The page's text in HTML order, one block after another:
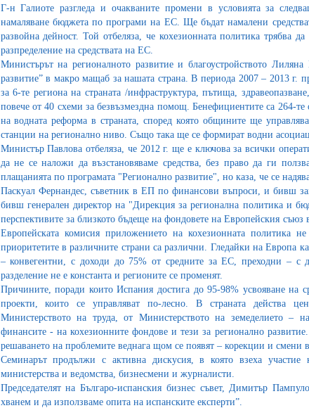
Г-н Галиоте разгледа и очакваните промени в условията за
намаляване бюджета по програми на ЕС. Ще бъдат намалени
развойна дейност. Той отбеляза, че кохезионната политика трябва
разпределение на средствата на ЕС.
Министърът на регионалното развитие и благоустройството
развитие” в макро мащаб за нашата страна. В периода 2007 – 2013 г.
за 6-те региона на страната /инфраструктура, пътища,
повече от 40 схеми за безвъзмездна помощ. Бенефициентите са 264-
на водната реформа в страната, според която общините ще
станции на регионално ниво. Също така ще се формират водни
Министър Павлова отбеляза, че 2012 г. ще е ключова за всички
да не се наложи да възстановяваме средства, без право да ги
плащанията по програмата "Регионално развитие", но каза, че се
Паскуал Фернандес, съветник в ЕП по финансови въпроси, и бивш
бивш генерален директор на "Дирекция за регионална политика и
перспективите за близкото бъдеще на фондовете на Европейския
Европейската комисия приложението на кохезионната
приоритетите в различните страни са различни. Гледайки на Европа
– конвегентни, с доходи до 75% от средните за ЕС, преходни –
разделение не е константа и регионите се променят.
Причините, поради които Испания достига до 95-98% усвояване на
проекти, които се управляват по-лесно. В страната действа
Министерството на труда, от Министерството на земеделието –
финансите - на кохезионните фондове и тези за регионално
решаването на проблемите веднага щом се появят – корекции и смени
Семинарът продължи с активна дискусия, в която взеха участие
министерства и ведомства, бизнесмени и журналисти.
Председателят на Българо-испанския бизнес съвет, Димитър
хванем и да използваме опита на испанските експерти”.